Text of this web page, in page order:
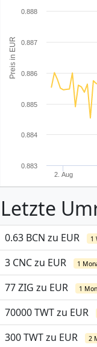
Preis in EUR
2. Aug
0.883
0.884
0.885
0.886
0.887
0.888
Letzte
0.63 BCN zu EUR 1
3 CNC zu EUR 1
77 ZIG zu EUR 1
70000 TWT zu EUR
300 TWT zu EUR 2